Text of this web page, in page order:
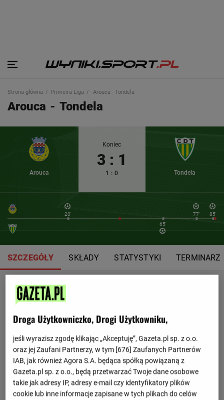
Strona główna Primeira Liga Arouca - Tondela
Arouca - Tondela
Arouca
Koniec
3 : 1
1 : 0 Tondela
20' 77'
85'
65'
SZCZEGÓŁY SKŁADY STATYSTYKI TERMINARZ
Droga Użytkowniczko, Drogi Użytkowniku,
jeśli wyrazisz zgodę klikając „Akceptuję”, Gazeta.pl sp. z o.o.
oraz jej Zaufani Partnerzy, w tym [676] Zaufanych Partnerów
IAB, jak również Agora S.A. będąca spółką powiązaną z
Gazeta.pl sp. z o.o., będą przetwarzać Twoje dane osobowe
takie jak adresy IP, adresy e-mail czy identyfikatory plików
cookie lub inne informacje zapisane w tych plikach do celów